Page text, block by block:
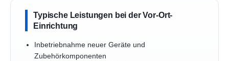
Typische Leistungen bei der Vor-Ort-
Einrichtung
Inbetriebnahme neuer Geräte und
Zubehörkomponenten